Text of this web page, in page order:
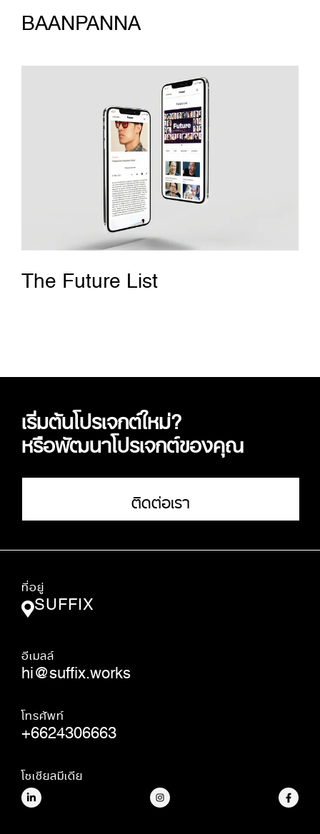
BAANPANNA
The Future List
เริ่มต้นโปรเจกต์ใหม่?
หรือพัฒนาโปรเจกต์ของคุณ
ติดต่อเรา
ที่อยู่
SUFFIX
อีเมลล์
hi@suffix.works
โทรศัพท์
+6624306663
โซเชียลมีเดีย